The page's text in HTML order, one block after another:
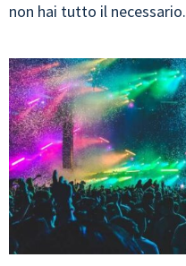
non hai tutto il necessario.